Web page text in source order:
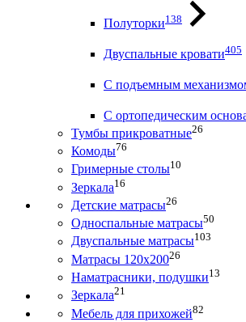
Полуторки138
Двуспальные кровати405
С подъемным
С ортопедическим
Тумбы прикроватные26
Комоды76
Гримерные столы10
Зеркала16
Детские матрасы26
Односпальные матрасы50
Двуспальные матрасы103
Матрасы 120х20026
Наматрасники, подушки13
Зеркала21
Мебель для прихожей82